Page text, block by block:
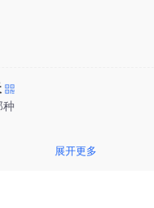
种
展开更多